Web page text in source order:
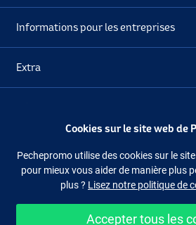
Informations pour les entreprises
Extra
Suivez-nous Facebook
Cookies sur le site web de
Pechepromo utilise des cookies sur le
pour mieux vous aider de manière plus
plus ? Lisez notre politique de
Accepter tous les